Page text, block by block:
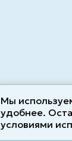
Мы
удобнее.
условиями